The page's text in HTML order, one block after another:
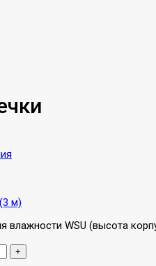
м)
влажности WSU (высота